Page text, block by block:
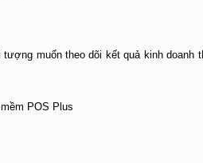
muốn theo dõi kết quả kinh doanh